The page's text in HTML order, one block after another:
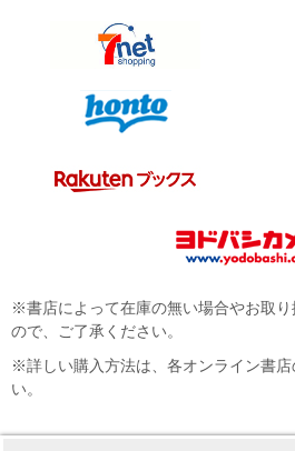
※書店によって在庫の無い場合やお取
ので、ご了承ください。
※詳しい購入方法は、各オンライン書店
い。